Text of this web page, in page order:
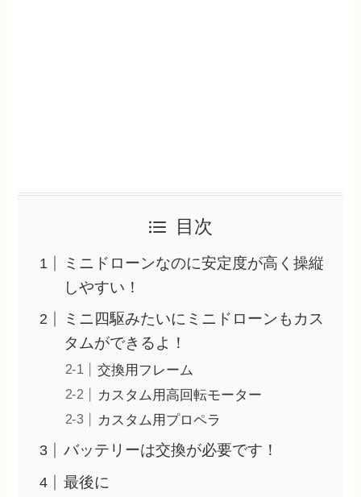
目次
ミニドローンなのに安定度が高く操縦
しやすい！
ミニ四駆みたいにミニドローンもカス
タムができるよ！
交換用フレーム
カスタム用高回転モーター
カスタム用プロペラ
バッテリーは交換が必要です！
最後に